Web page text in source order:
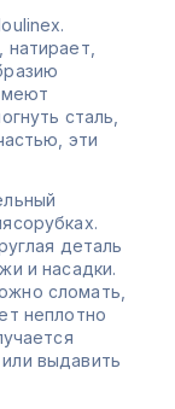
натирает,
сталь,
эти
деталь
и насадки.
сломать,
неплотно
выдавить